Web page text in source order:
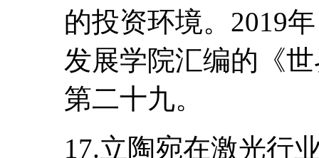
的投资环境。2019
发展学院汇编的《
第二十九。
17.立陶宛在激光行